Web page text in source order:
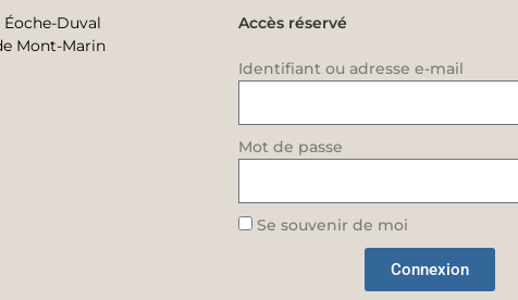
Duval
Mont-Marin
Accès réservé
Identifiant ou adresse e-mail
Mot de passe
Se souvenir de moi
Connexion